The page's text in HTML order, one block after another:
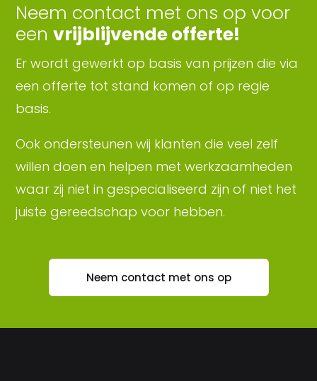
Neem contact met ons op voor
eenvrijblijvende offerte!
Er wordt gewerkt op basis van prijzen die via
een offerte tot stand komen of op regie
basis.
Ook ondersteunen wij klanten die veel zelf
willen doen en helpen met werkzaamheden
waar zij niet in gespecialiseerd zijn of niet het
juiste gereedschap voor hebben.
Neem contact met ons op